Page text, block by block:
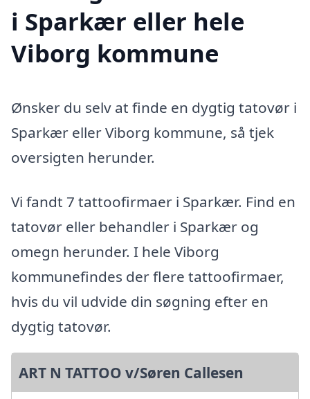
i Sparkær eller hele
Viborg kommune
Ønsker du selv at finde en dygtig tatovør i
Sparkær eller Viborg kommune, så tjek
oversigten herunder.
Vi fandt 7 tattoofirmaer i Sparkær. Find en
tatovør eller behandler i Sparkær og
omegn herunder. I hele Viborg
kommunefindes der flere tattoofirmaer,
hvis du vil udvide din søgning efter en
dygtig tatovør.
ART N TATTOO v/Søren Callesen